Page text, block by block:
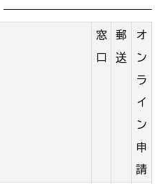
窓
口
郵
送
オ
ン
ラ
イ
ン
申
請